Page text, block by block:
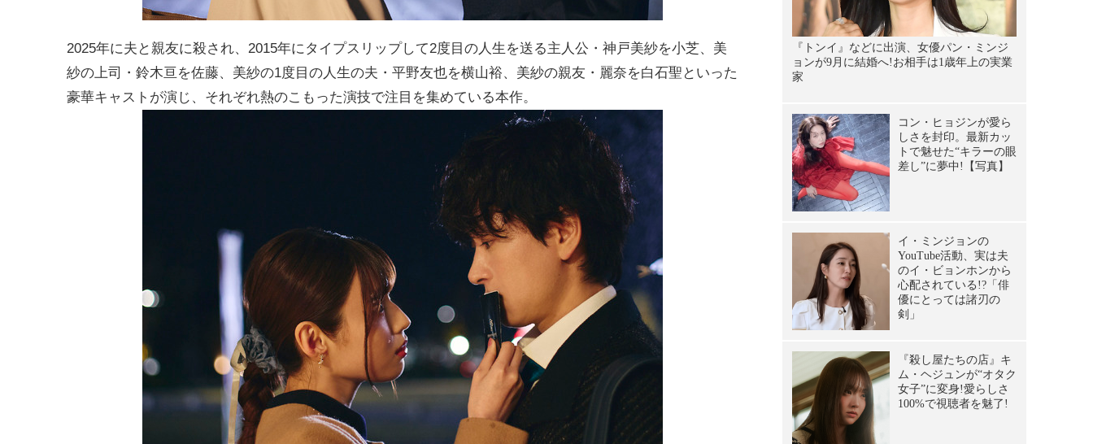
2025年に夫と親友に殺され、2015年にタイプスリップして2度目の人生を送る主人公・神戸美紗を小芝、美
紗の上司・鈴木亘を佐藤、美紗の1度目の人生の夫・平野友也を横山裕、美紗の親友・麗奈を白石聖といった
豪華キャストが演じ、それぞれ熱のこもった演技で注目を集めている本作。